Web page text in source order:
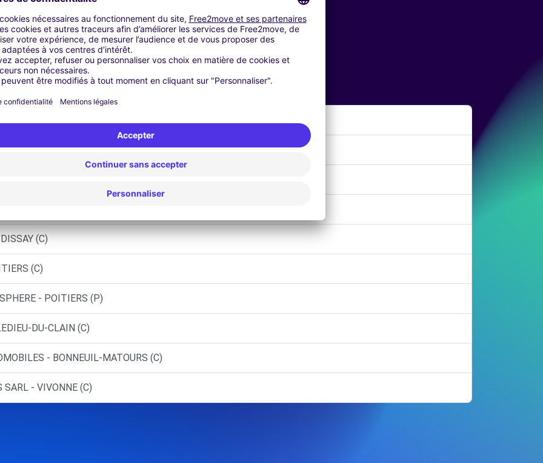
Agences similaires
DU-POITOU (C)
(C)
(C)
- POITIERS (P)
DU-CLAIN (C)
- BONNEUIL-MATOURS (C)
- VIVONNE (C)